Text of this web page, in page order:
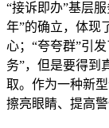
“接诉即办”基层
年”的确立，体现
心；“夸夸群”引
务”，但是要得到
取。作为一种新
擦亮眼睛、提高